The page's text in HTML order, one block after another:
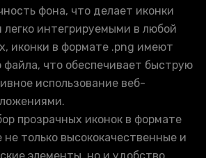
фона, что делает иконки
интегрируемыми в любой
иконки в формате .png имеют
что обеспечивает быструю
использование веб-
прозрачных иконок в формате
не только высококачественные и